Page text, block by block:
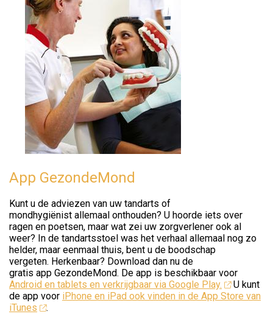
App GezondeMond
Kunt u de adviezen van uw tandarts of
mondhygiënist allemaal onthouden? U hoorde iets over
ragen en poetsen, maar wat zei uw zorgverlener ook al
weer? In de tandartsstoel was het verhaal allemaal nog zo
helder, maar eenmaal thuis, bent u de boodschap
vergeten. Herkenbaar? Download dan nu de
gratis app GezondeMond. De app is beschikbaar voor
Android en tablets en verkrijgbaar via Google Play.
U kunt
de app voor iPhone en iPad ook vinden in de App Store van
iTunes
.